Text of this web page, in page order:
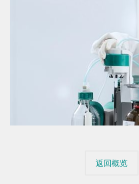
// 卡尔费休水分测定仪 水分滴定仪
返回概览